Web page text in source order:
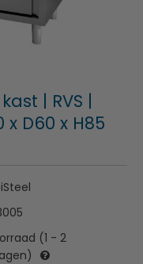
| RVS |
D60 x H85
(1 - 2